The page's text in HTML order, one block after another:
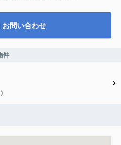
お問い合わせ
件
)